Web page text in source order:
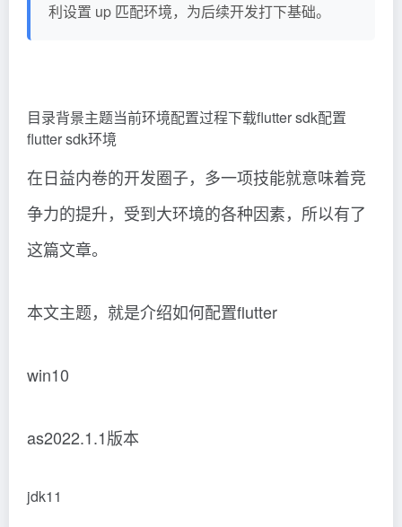
利设置 up 匹配环境，为后续开发打下基础。
目录背景主题当前环境配置过程下载flutter sdk配置
flutter sdk环境
在日益内卷的开发圈子，多一项技能就意味着竞
争力的提升，受到大环境的各种因素，所以有了
这篇文章。
本文主题，就是介绍如何配置flutter
win10
as2022.1.1版本
jdk11